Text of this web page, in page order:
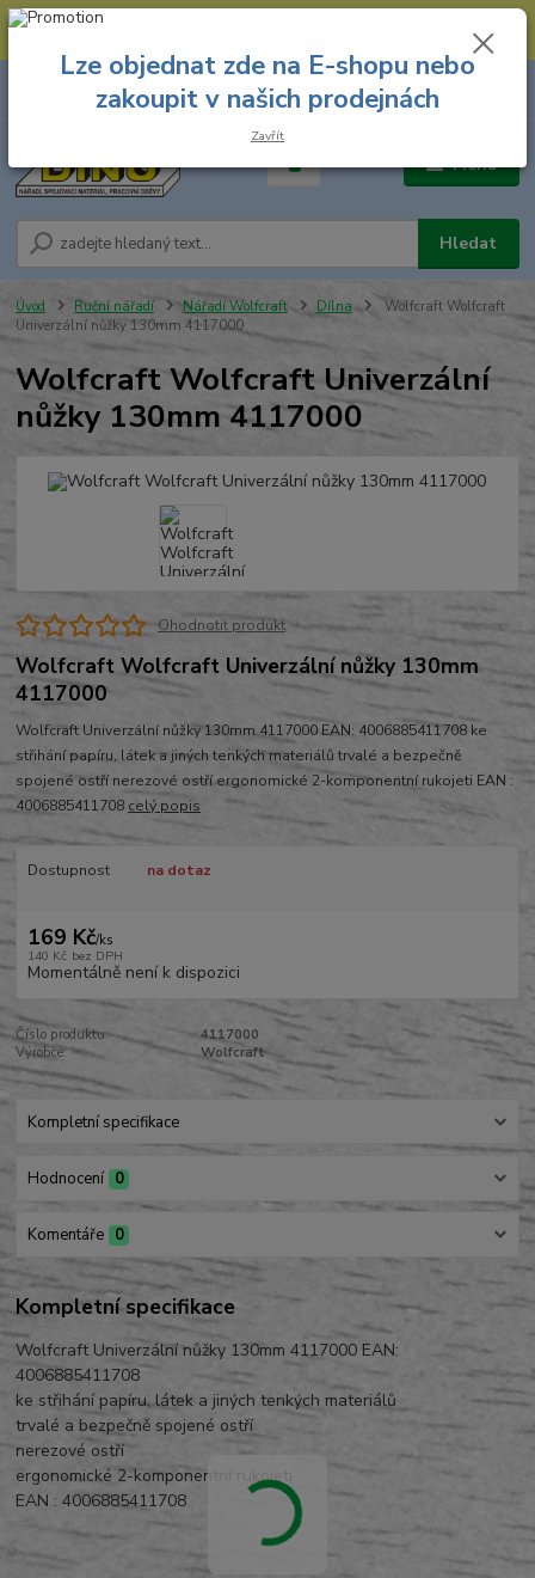
--- Spojovací materiál: 774 431 045 --- Prodejna nářadí: 731 449 423 --
Menu
Hledat
8.00 hod. - 16.00 hod.
za
Úvod Ruční nářadí Nářadí Wolfcraft Dílna
Wolfcraft Wolfcraft
Univerzální nůžky 130mm 4117000
Wolfcraft Wolfcraft Univerzální
nůžky 130mm 4117000
Ohodnotit produkt
Wolfcraft Wolfcraft Univerzální nůžky 130mm
4117000
Wolfcraft Univerzální nůžky 130mm 4117000 EAN: 4006885411708 ke
střihání papíru, látek a jiných tenkých materiálů trvalé a bezpečně
spojené ostří nerezové ostří ergonomické 2-komponentní rukojeti EAN :
4006885411708 celý popis
Dostupnost na dotaz
169 Kč/ks
140 Kč bez DPH
Momentálně není k dispozici
Číslo produktu:
4117000
Výrobce:
Wolfcraft
Kompletní specifikace
Hodnocení 0
Komentáře 0
Kompletní specifikace
Wolfcraft Univerzální nůžky 130mm 4117000 EAN:
4006885411708
ke střihání papíru, látek a jiných tenkých materiálů
trvalé a bezpečně spojené ostří
nerezové ostří
ergonomické 2-komponentní rukojeti
EAN : 4006885411708
Lze objednat zde na E-shopu nebo
zakoupit v našich prodejnách
Zavřít